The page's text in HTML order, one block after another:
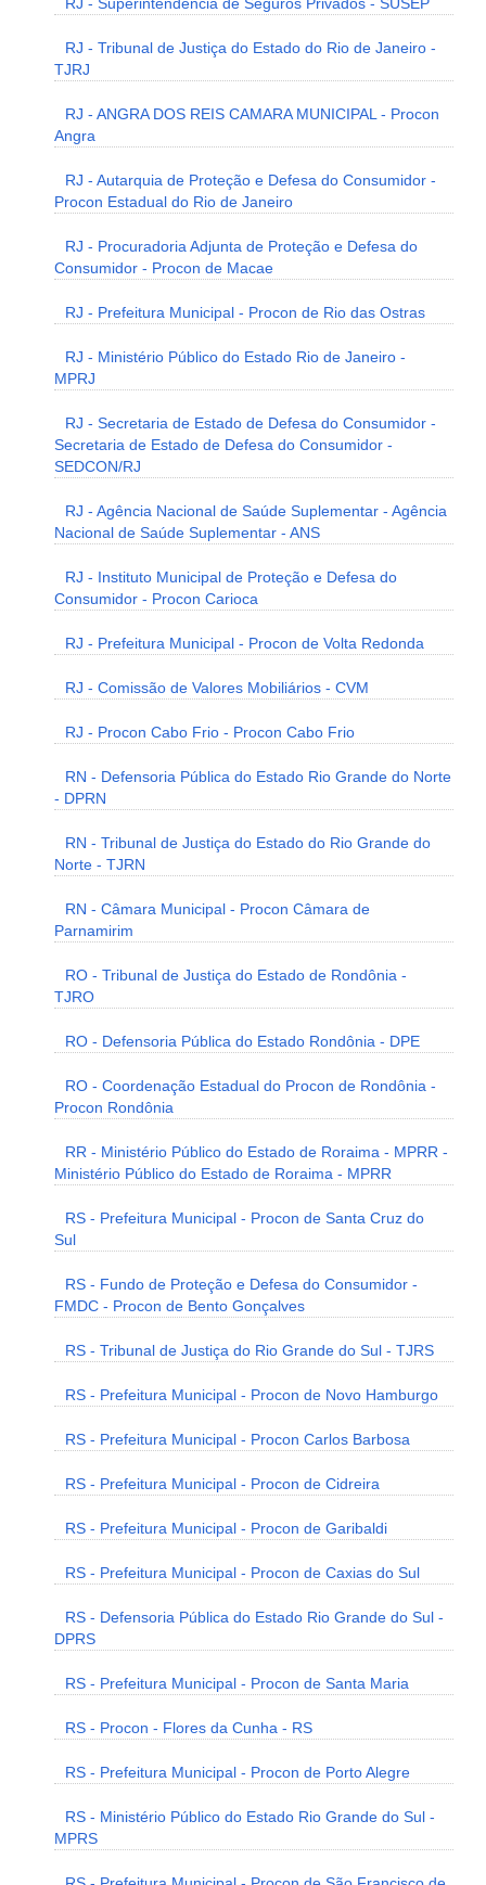
RJ - Superintendência de Seguros Privados - SUSEP
RJ - Tribunal de Justiça do Estado do Rio de Janeiro -
TJRJ
RJ - ANGRA DOS REIS CAMARA MUNICIPAL - Procon
Angra
RJ - Autarquia de Proteção e Defesa do Consumidor -
Procon Estadual do Rio de Janeiro
RJ - Procuradoria Adjunta de Proteção e Defesa do
Consumidor - Procon de Macae
RJ - Prefeitura Municipal - Procon de Rio das Ostras
RJ - Ministério Público do Estado Rio de Janeiro -
MPRJ
RJ - Secretaria de Estado de Defesa do Consumidor -
Secretaria de Estado de Defesa do Consumidor -
SEDCON/RJ
RJ - Agência Nacional de Saúde Suplementar - Agência
Nacional de Saúde Suplementar - ANS
RJ - Instituto Municipal de Proteção e Defesa do
Consumidor - Procon Carioca
RJ - Prefeitura Municipal - Procon de Volta Redonda
RJ - Comissão de Valores Mobiliários - CVM
RJ - Procon Cabo Frio - Procon Cabo Frio
RN - Defensoria Pública do Estado Rio Grande do Norte
- DPRN
RN - Tribunal de Justiça do Estado do Rio Grande do
Norte - TJRN
RN - Câmara Municipal - Procon Câmara de
Parnamirim
RO - Tribunal de Justiça do Estado de Rondônia -
TJRO
RO - Defensoria Pública do Estado Rondônia - DPE
RO - Coordenação Estadual do Procon de Rondônia -
Procon Rondônia
RR - Ministério Público do Estado de Roraima - MPRR -
Ministério Público do Estado de Roraima - MPRR
RS - Prefeitura Municipal - Procon de Santa Cruz do
Sul
RS - Fundo de Proteção e Defesa do Consumidor -
FMDC - Procon de Bento Gonçalves
RS - Tribunal de Justiça do Rio Grande do Sul - TJRS
RS - Prefeitura Municipal - Procon de Novo Hamburgo
RS - Prefeitura Municipal - Procon Carlos Barbosa
RS - Prefeitura Municipal - Procon de Cidreira
RS - Prefeitura Municipal - Procon de Garibaldi
RS - Prefeitura Municipal - Procon de Caxias do Sul
RS - Defensoria Pública do Estado Rio Grande do Sul -
DPRS
RS - Prefeitura Municipal - Procon de Santa Maria
RS - Procon - Flores da Cunha - RS
RS - Prefeitura Municipal - Procon de Porto Alegre
RS - Ministério Público do Estado Rio Grande do Sul -
MPRS